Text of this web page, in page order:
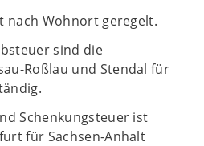
nach Wohnort geregelt.
sind die
Roßlau und Stendal für
Schenkungsteuer ist
für Sachsen-Anhalt